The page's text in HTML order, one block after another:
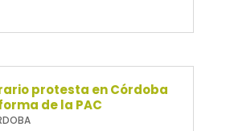
protesta en Córdoba
de la PAC